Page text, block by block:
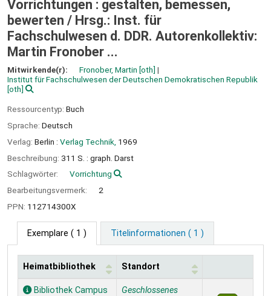
Vorrichtungen : gestalten, bemessen,
bewerten / Hrsg.: Inst. für
Fachschulwesen d. DDR. Autorenkollektiv:
Martin Fronober ...
Mitwirkende(r): Fronober, Martin [oth]
Institut für Fachschulwesen der Deutschen Demokratischen Republik
[oth]
Ressourcentyp: Buch
Sprache: Deutsch
Verlag: Berlin : Verlag Technik, 1969
Beschreibung: 311 S. : graph. Darst
Schlagwörter:
Vorrichtung
Bearbeitungsvermerk:
2
PPN: 112714300X
Exemplare ( 1 ) Titelinformationen ( 1 )
Exemplare
Heimatbibliothek Standort
Bibliothek Campus
Geschlossenes